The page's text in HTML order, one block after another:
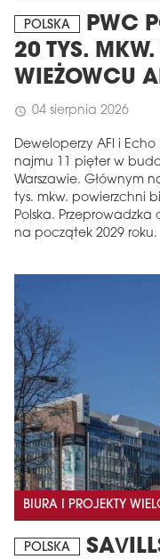
POLSKA
PWC
20 TYS.
WIEŻOWCU
schedule 04 sierpnia 2026
Deweloperzy AFI i
najmu 11 pięter w
Warszawie. Głównym
tys. mkw. powierzchni
Polska.
na początek 2029 roku.
BIURA I PROJEKTY
POLSKA